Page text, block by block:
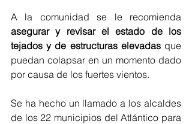
asegurar y revisar el estado de los
tejados y de estructuras elevadas que
puedan colapsar en un momento dado
por causa de los fuertes vientos.
Se ha hecho un llamado a los alcaldes
de los 22 municipios del Atlántico para